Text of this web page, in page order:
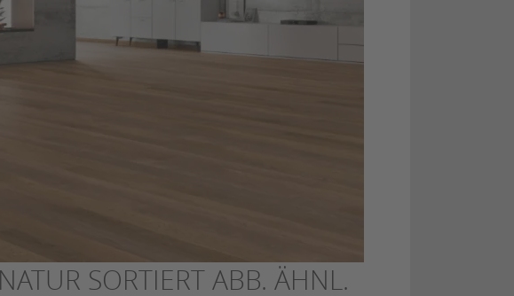
SORTIERT ABB. ÄHNL.